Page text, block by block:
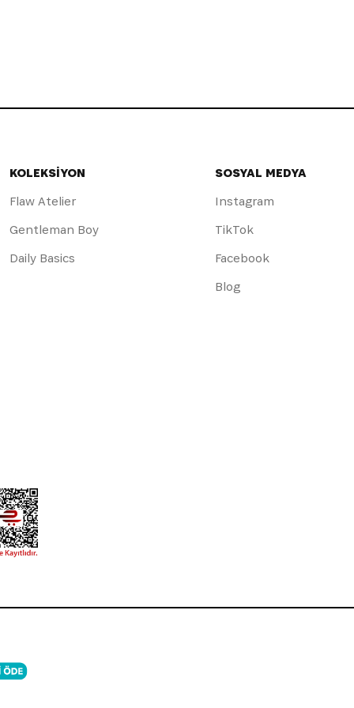
KOLEKSİYON
Flaw Atelier
Gentleman Boy
Daily Basics
SOSYAL MEDYA
Instagram
TikTok
Facebook
Blog